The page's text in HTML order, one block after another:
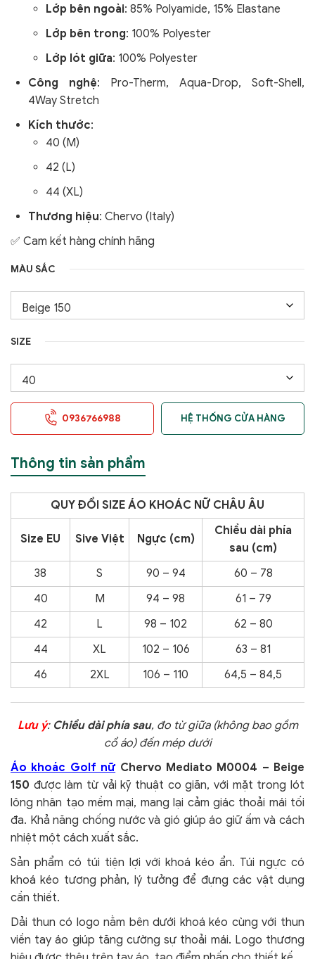
Lớp bên ngoài: 85% Polyamide, 15% Elastane
Lớp bên trong: 100% Polyester
Lớp lót giữa: 100% Polyester
Công nghệ: Pro-Therm, Aqua-Drop, Soft-Shell,
4Way Stretch
Kích thước:
40 (M)
42 (L)
44 (XL)
Thương hiệu: Chervo (Italy)
✅ Cam kết hàng chính hãng
MÀU SẮC
SIZE
0936766988 HỆ THỐNG CỬA HÀNG
Thông tin sản phẩm
QUY ĐỔI SIZE ÁO KHOÁC NỮ CHÂU ÂU
Size EU Sive Việt Ngực (cm)
Chiều dài phía
sau (cm)
38
S 90 – 94
60 – 78
40
M 94 – 98
61 – 79
42
L 98 – 102
62 – 80
44
XL 102 – 106
63 – 81
46
2XL 106 – 110 64,5 – 84,5
Lưu ý: Chiều dài phía sau, đo từ giữa (không bao gồm
cổ áo) đến mép dưới
Áo khoác Golf nữ Chervo Mediato M0004 – Beige
150 được làm từ vải kỹ thuật co giãn, với mặt trong lót
lông nhân tạo mềm mại, mang lại cảm giác thoải mái tối
đa. Khả năng chống nước và gió giúp áo giữ ấm và cách
nhiệt một cách xuất sắc.
Sản phẩm có túi tiện lợi với khoá kéo ẩn. Túi ngực có
khoá kéo tương phản, lý tưởng để đựng các vật dụng
cần thiết.
Dải thun có logo nằm bên dưới khoá kéo cùng với thun
viền tay áo giúp tăng cường sự thoải mái. Logo thương